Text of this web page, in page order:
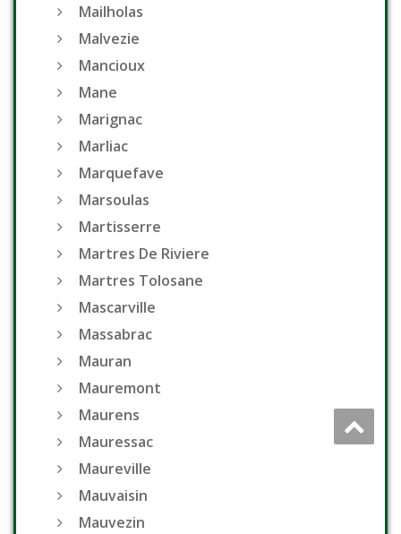
Mailholas
Malvezie
Mancioux
Mane
Marignac
Marliac
Marquefave
Marsoulas
Martisserre
Martres De Riviere
Martres Tolosane
Mascarville
Massabrac
Mauran
Mauremont
Maurens
Mauressac
Maureville
Mauvaisin
Mauvezin